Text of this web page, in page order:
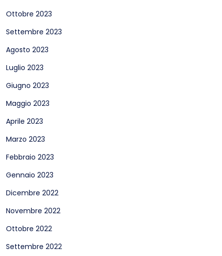
Ottobre 2023
Settembre 2023
Agosto 2023
Luglio 2023
Giugno 2023
Maggio 2023
Aprile 2023
Marzo 2023
Febbraio 2023
Gennaio 2023
Dicembre 2022
Novembre 2022
Ottobre 2022
Settembre 2022